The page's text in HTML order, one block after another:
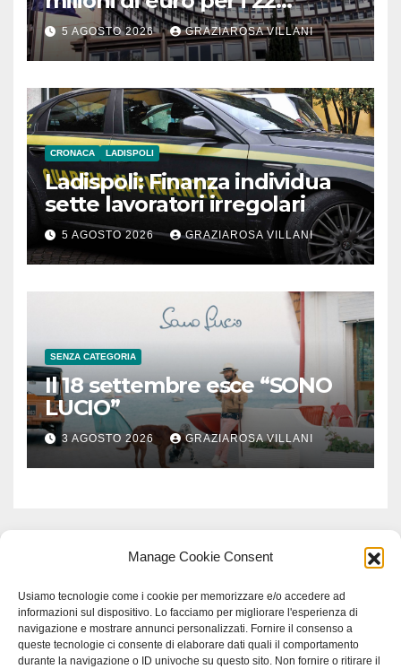
Manage Cookie Consent
Usiamo tecnologie come i cookie per memorizzare e/o accedere ad
informazioni sul dispositivo. Lo facciamo per migliorare l'esperienza di
navigazione e mostrare annunci personalizzati. Fornire il consenso a
queste tecnologie ci consente di elaborare dati quali il comportamento
durante la navigazione o ID univoche su questo sito. Non fornire o ritirare il
Comuni dell’Etruria
Meridionale
5 AGOSTO 2026 GRAZIAROSA VILLANI
CRONACA LADISPOLI
Ladispoli: Finanza individua
sette lavoratori irregolari
5 AGOSTO 2026 GRAZIAROSA VILLANI
SENZA CATEGORIA
Il 18 settembre esce “SONO
LUCIO”
3 AGOSTO 2026 GRAZIAROSA VILLANI